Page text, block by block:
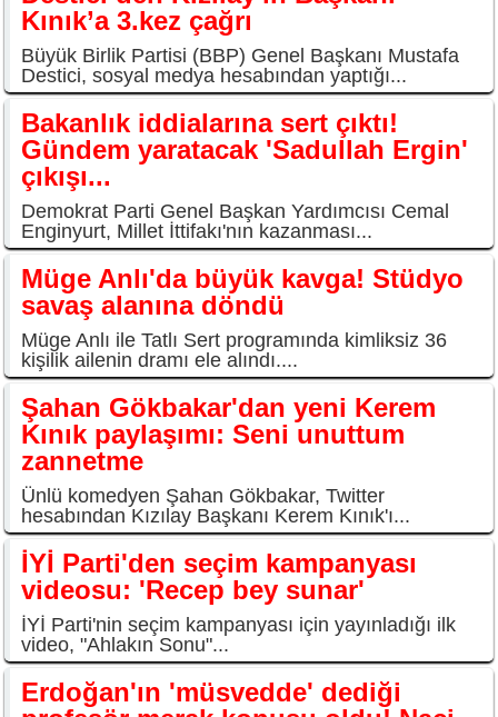
Kınık’a 3.kez çağrı
Büyük Birlik Partisi (BBP) Genel Başkanı Mustafa
Destici, sosyal medya hesabından yaptığı...
Bakanlık iddialarına sert çıktı!
Gündem yaratacak 'Sadullah Ergin'
çıkışı...
Demokrat Parti Genel Başkan Yardımcısı Cemal
Enginyurt, Millet İttifakı'nın kazanması...
Müge Anlı'da büyük kavga! Stüdyo
savaş alanına döndü
Müge Anlı ile Tatlı Sert programında kimliksiz 36
kişilik ailenin dramı ele alındı....
Şahan Gökbakar'dan yeni Kerem
Kınık paylaşımı: Seni unuttum
zannetme
Ünlü komedyen Şahan Gökbakar, Twitter
hesabından Kızılay Başkanı Kerem Kınık'ı...
İYİ Parti'den seçim kampanyası
videosu: 'Recep bey sunar'
İYİ Parti'nin seçim kampanyası için yayınladığı ilk
video, "Ahlakın Sonu"...
Erdoğan'ın 'müsvedde' dediği